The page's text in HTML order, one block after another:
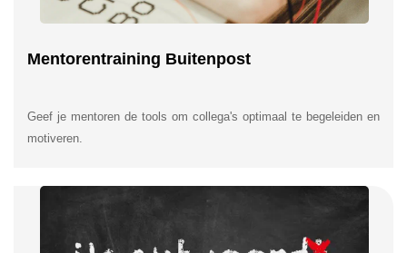
Mentorentraining Buitenpost
Geef je mentoren de tools om collega's optimaal te begeleiden en
motiveren.